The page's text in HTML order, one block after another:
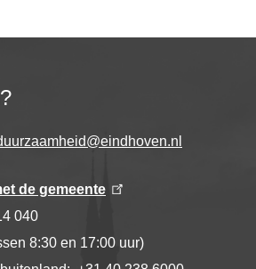
de gemeente
040
8:30 en 17:00 uur)